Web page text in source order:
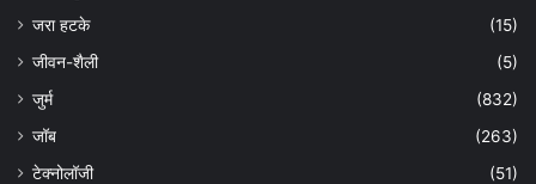
जरा हटके
(15)
जीवन-शैली
(5)
जुर्म
(832)
जॉब
(263)
टेक्नोलॉजी
(51)